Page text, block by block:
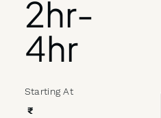
2hr-
4hr
Starting At
₹